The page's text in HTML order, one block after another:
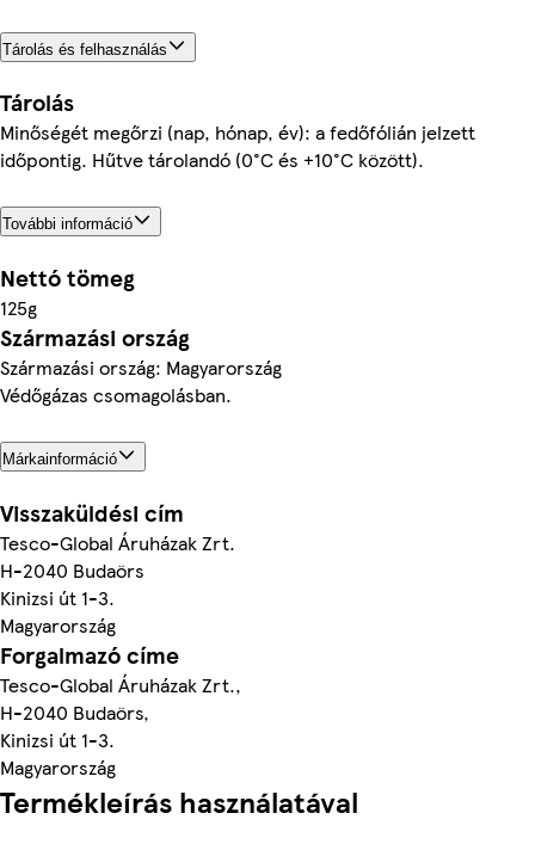
Tárolás és felhasználás
Tárolás
Minőségét megőrzi (nap, hónap, év): a fedőfólián jelzett
időpontig. Hűtve tárolandó (0°C és +10°C között).
További információ
Nettó tömeg
125g
Származási ország
Származási ország: Magyarország
Védőgázas csomagolásban.
Márkainformáció
Visszaküldési cím
Tesco-Global Áruházak Zrt.
H-2040 Budaörs
Kinizsi út 1-3.
Magyarország
Forgalmazó címe
Tesco-Global Áruházak Zrt.,
H-2040 Budaörs,
Kinizsi út 1-3.
Magyarország
Termékleírás használatával